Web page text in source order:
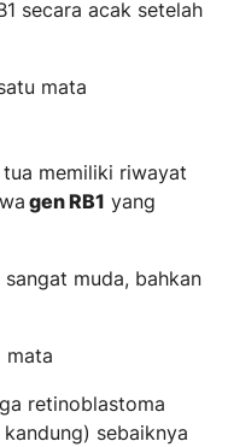
secara acak setelah
mata
memiliki riwayat
gen RB1 yang
muda, bahkan
mata
retinoblastoma
sebaiknya